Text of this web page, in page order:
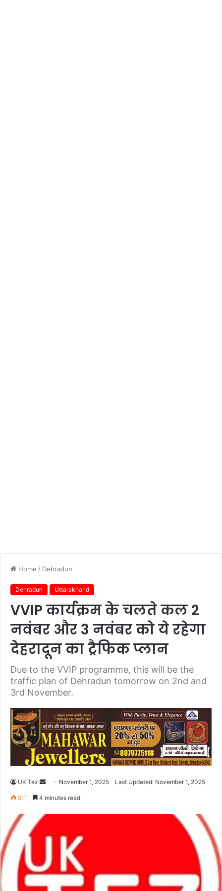
Home / Dehradun
Dehradun Uttarakhand
VVIP कार्यक्रम के चलते कल 2
नवंबर और 3 नवंबर को ये रहेगा
देहरादून का ट्रैफिक प्लान
Due to the VVIP programme, this will be the
traffic plan of Dehradun tomorrow on 2nd and
3rd November.
UK Tez
d
m
a
i
November 1, 2025 Last Updated: November 1, 2025
511 4 minutes read